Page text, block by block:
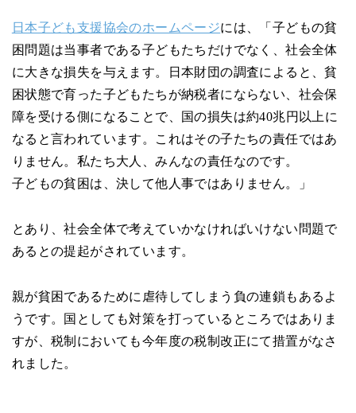
日本子ども支援協会のホームページには、「⼦どもの貧
困問題は当事者である⼦どもたちだけでなく、社会全体
に⼤きな損失を与えます。⽇本財団の調査によると、貧
困状態で育った⼦どもたちが納税者にならない、社会保
障を受ける側になることで、国の損失は約40兆円以上に
なると⾔われています。これはその⼦たちの責任ではあ
りません。私たち⼤⼈、みんなの責任なのです。
⼦どもの貧困は、決して他⼈事ではありません。」
とあり、社会全体で考えていかなければいけない問題で
あるとの提起がされています。
親が貧困であるために虐待してしまう負の連鎖もあるよ
うです。国としても対策を打っているところではありま
すが、税制においても今年度の税制改正にて措置がなさ
れました。